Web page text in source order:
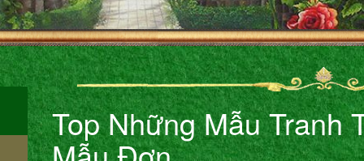
Top Những Mẫu Tranh